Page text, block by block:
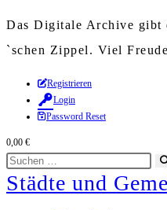
Das Digitale Archive gibt
`schen Zippel. Viel
Zum
Inhalt
springen
Registrieren
Login
Password Reset
0,00 €
Diese
Website
durchsuchen
Städte und